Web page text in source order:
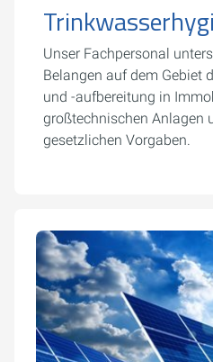
Unser Fachpersonal
Belangen auf dem Gebiet
und -aufbereitung in
großtechnischen Anlagen
gesetzlichen Vorgaben.